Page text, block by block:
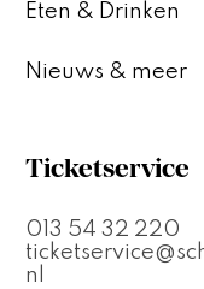
Eten & Drinken
Nieuws & meer
Ticketservice
013 54 32 220
nl